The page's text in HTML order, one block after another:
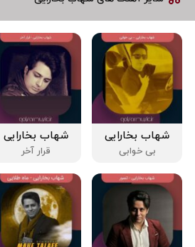
شهاب بخارایی
بی خوابی
شهاب بخارایی
قرار آخر